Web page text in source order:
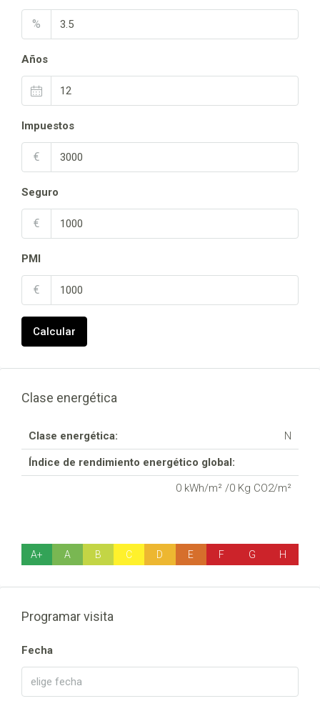
%
Años
Impuestos
€
Seguro
€
PMI
€
Calcular
Clase energética
Clase energética: N
Índice de rendimiento energético global:
0 kWh/m² /0 Kg CO2/m²
A+ A B C D E F G H
Programar visita
Fecha